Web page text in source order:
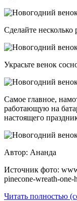
Сделайте
Украсьте венок
Самое главное,
работающую на
настоящего
Автор: Ананда
Источник фото:
pinecone-wreath-one-
Читать полностью